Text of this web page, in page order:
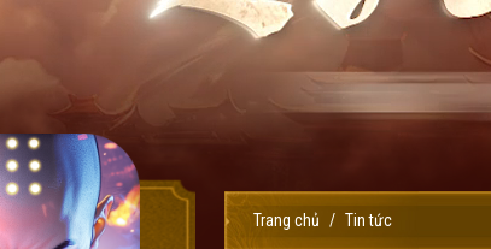
Trang chủ Tin tức